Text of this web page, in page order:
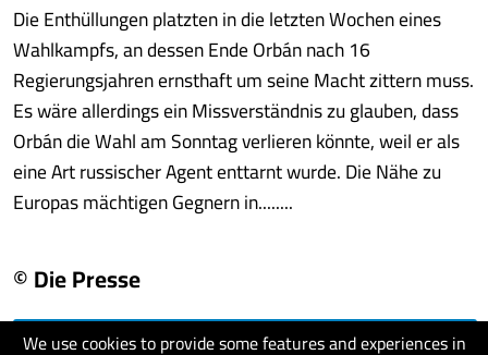
We use cookies to provide some features and experiences in
Die Enthüllungen platzten in die letzten Wochen eines
Wahlkampfs, an dessen Ende Orbán nach 16
Regierungsjahren ernsthaft um seine Macht zittern muss.
Es wäre allerdings ein Missverständnis zu glauben, dass
Orbán die Wahl am Sonntag verlieren könnte, weil er als
eine Art russischer Agent enttarnt wurde. Die Nähe zu
Europas mächtigen Gegnern in........
© Die Presse